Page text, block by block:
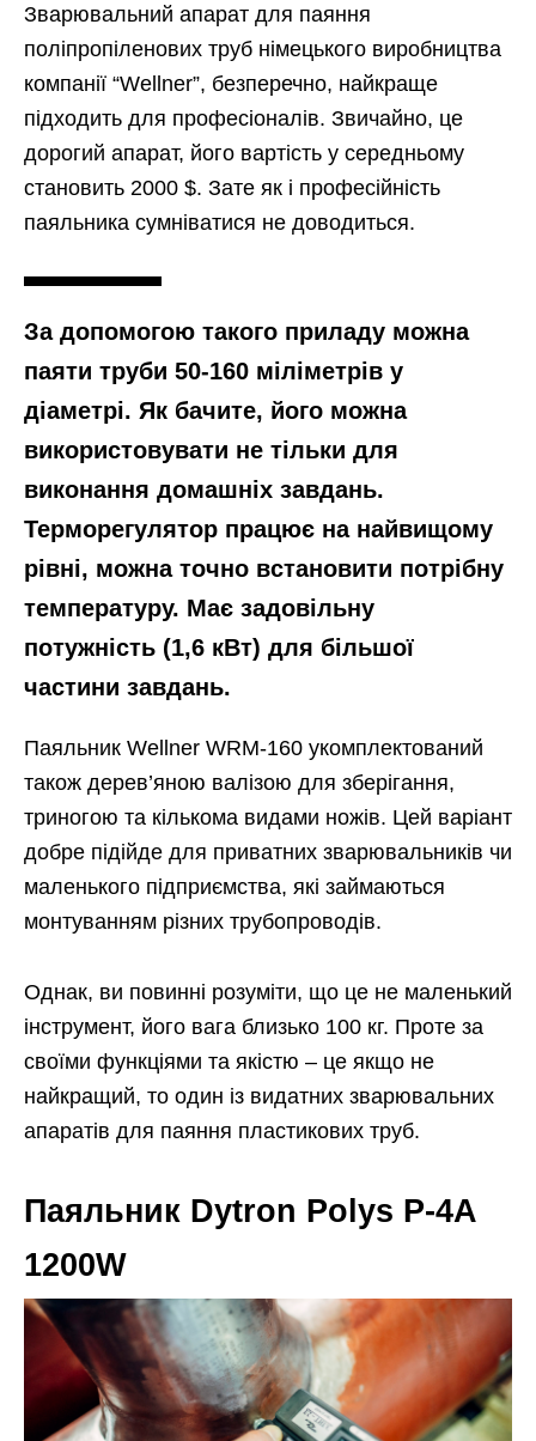
Зварювальний апарат для паяння
поліпропіленових труб німецького виробництва
компанії “Wellner”, безперечно, найкраще
підходить для професіоналів. Звичайно, це
дорогий апарат, його вартість у середньому
становить 2000 $. Зате як і професійність
паяльника сумніватися не доводиться.
За допомогою такого приладу можна
паяти труби 50-160 міліметрів у
діаметрі. Як бачите, його можна
використовувати не тільки для
виконання домашніх завдань.
Терморегулятор працює на найвищому
рівні, можна точно встановити потрібну
температуру. Має задовільну
потужність (1,6 кВт) для більшої
частини завдань.
Паяльник Wellner WRM-160 укомплектований
також дерев’яною валізою для зберігання,
триногою та кількома видами ножів. Цей варіант
добре підійде для приватних зварювальників чи
маленького підприємства, які займаються
монтуванням різних трубопроводів.
Однак, ви повинні розуміти, що це не маленький
інструмент, його вага близько 100 кг. Проте за
своїми функціями та якістю – це якщо не
найкращий, то один із видатних зварювальних
апаратів для паяння пластикових труб.
Паяльник Dytron Polys P-4A
1200W